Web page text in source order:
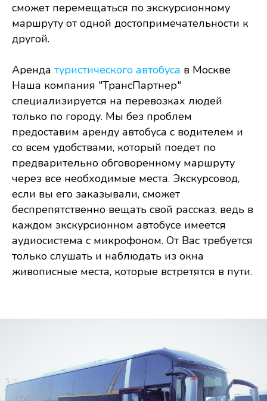
сможет перемещаться по экскурсионному
маршруту от одной достопримечательности к
другой.
Аренда туристического автобуса в Москве
Наша компания "ТрансПартнер"
специализируется на перевозках людей
только по городу. Мы без проблем
предоставим аренду автобуса с водителем и
со всем удобствами, который поедет по
предварительно обговоренному маршруту
через все необходимые места. Экскурсовод,
если вы его заказывали, сможет
беспрепятственно вещать свой рассказ, ведь в
каждом экскурсионном автобусе имеется
аудиосистема с микрофоном. От Вас требуется
только слушать и наблюдать из окна
живописные места, которые встретятся в пути.